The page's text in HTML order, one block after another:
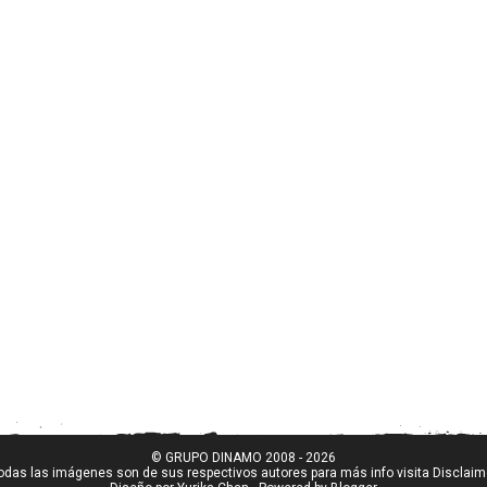
© GRUPO DINAMO 2008 - 2026
las imágenes son de sus respectivos autores para más info visita